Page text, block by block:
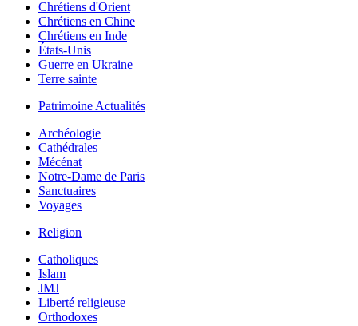
Chrétiens d'Orient
Chrétiens en Chine
Chrétiens en Inde
États-Unis
Guerre en Ukraine
Terre sainte
Patrimoine Actualités
Archéologie
Cathédrales
Mécénat
Notre-Dame de Paris
Sanctuaires
Voyages
Religion
Catholiques
Islam
JMJ
Liberté religieuse
Orthodoxes